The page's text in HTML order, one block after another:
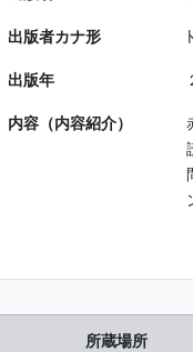
出版者カナ形
出版年
内容（内容紹介）
所蔵場所